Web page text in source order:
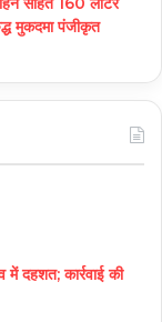
मुकदमा पंजीकृत
में दहशत; कार्रवाई की